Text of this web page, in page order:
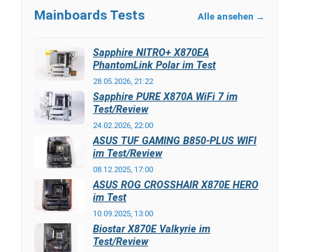
Mainboards Tests Alle ansehen →
Sapphire NITRO+ X870EA
PhantomLink Polar im Test
28.05.2026, 21:22
Sapphire PURE X870A WiFi 7 im
Test/Review
24.02.2026, 22:00
ASUS TUF GAMING B850-PLUS WIFI
im Test/Review
08.12.2025, 17:00
ASUS ROG CROSSHAIR X870E HERO
im Test
10.09.2025, 13:00
Biostar X870E Valkyrie im
Test/Review